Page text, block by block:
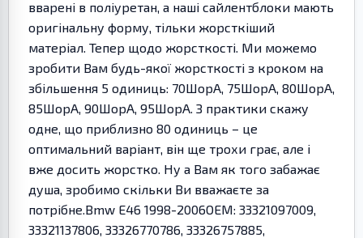
вварені в поліуретан, а наші сайлентблоки мають
оригінальну форму, тільки жорсткіший
матеріал. Тепер щодо жорсткості. Ми можемо
зробити Вам будь-якої жорсткості з кроком на
збільшення 5 одиниць: 70ШорА, 75ШорА, 80ШорА,
85ШорА, 90ШорА, 95ШорА. З практики скажу
одне, що приблизно 80 одиниць – це
оптимальний варіант, він ще трохи грає, але і
вже досить жорстко. Ну а Вам як того забажає
душа, зробимо скільки Ви вважаєте за
потрібне.Bmw E46 1998-2006OEM: 33321097009,
33321137806, 33326770786, 33326757885,